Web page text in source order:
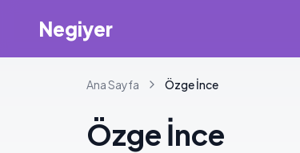
Negiyer
Ana Sayfa Özgeİnce
Özge İnce